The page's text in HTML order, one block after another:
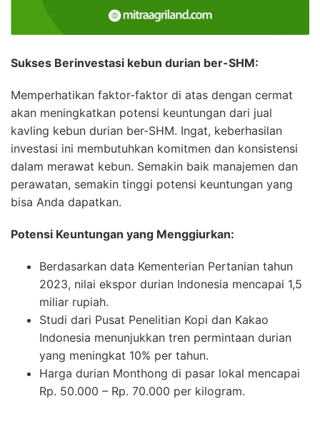
Sukses Berinvestasi kebun durian ber-SHM:
Memperhatikan faktor-faktor di atas dengan cermat
akan meningkatkan potensi keuntungan dari jual
kavling kebun durian ber-SHM. Ingat, keberhasilan
investasi ini membutuhkan komitmen dan konsistensi
dalam merawat kebun. Semakin baik manajemen dan
perawatan, semakin tinggi potensi keuntungan yang
bisa Anda dapatkan.
Potensi Keuntungan yang Menggiurkan:
Berdasarkan data Kementerian Pertanian tahun
2023, nilai ekspor durian Indonesia mencapai 1,5
miliar rupiah.
Studi dari Pusat Penelitian Kopi dan Kakao
Indonesia menunjukkan tren permintaan durian
yang meningkat 10% per tahun.
Harga durian Monthong di pasar lokal mencapai
Rp. 50.000 – Rp. 70.000 per kilogram.